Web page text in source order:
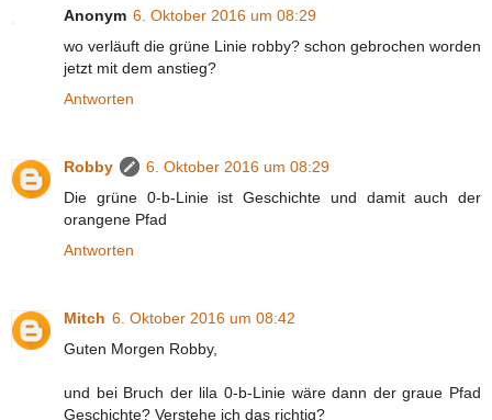
Anonym 6. Oktober 2016 um 08:29
wo verläuft die grüne Linie robby? schon gebrochen worden
jetzt mit dem anstieg?
Antworten
Robby
6. Oktober 2016 um 08:29
Die grüne 0-b-Linie ist Geschichte und damit auch der
orangene Pfad
Antworten
Mitch 6. Oktober 2016 um 08:42
Guten Morgen Robby,
und bei Bruch der lila 0-b-Linie wäre dann der graue Pfad
Geschichte? Verstehe ich das richtig?